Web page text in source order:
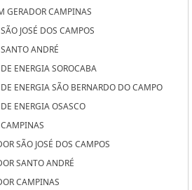
GERADOR CAMPINAS
JOSÉ DOS CAMPOS
ANDRÉ
ENERGIA SOROCABA
ENERGIA SÃO BERNARDO DO CAMPO
ENERGIA OSASCO
SÃO JOSÉ DOS CAMPOS
SANTO ANDRÉ
CAMPINAS